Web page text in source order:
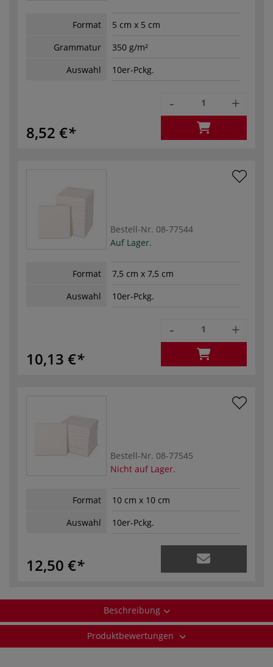
Format
5 cm x 5 cm
Grammatur
350 g/m²
Auswahl
10er-Pckg.
8,52 €
- +
Bestell-Nr. 08-77544
Auf Lager.
Format
7,5 cm x 7,5 cm
Auswahl
10er-Pckg.
10,13 €
- +
Bestell-Nr. 08-77545
Nicht auf Lager.
Format
10 cm x 10 cm
Auswahl
10er-Pckg.
12,50 €
Beschreibung
Produktbewertungen